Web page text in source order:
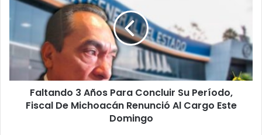
Años
Para
Concluir
Su
Fiscal
De
Michoacán
Renunció
Faltando 3 Años Para Concluir Su Período,
Fiscal De Michoacán Renunció Al Cargo Este
Domingo